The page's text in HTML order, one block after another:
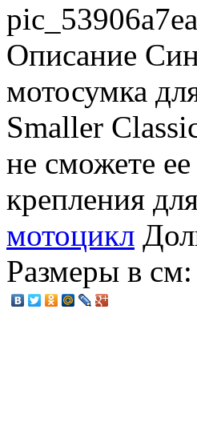
Описание
мотосумка
Smaller
не сможете
крепления
мотоцикл
Размеры в